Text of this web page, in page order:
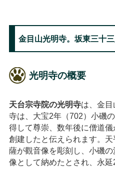
金目山光明寺。坂東三十
光明寺の概要
天台宗寺院の光明寺は、金目
寺は、大宝2年（702）小磯
得して尊崇、数年後に僧道
創建したと伝えられます。
薩が觀音像を彫刻し、小磯
像として納めたとされ、永